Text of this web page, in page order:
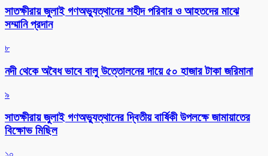
সাতক্ষীরায় জুলাই গণঅভ্যুত্থানের শহীদ পরিবার ও আহতদের মাঝে
সম্মানি প্রদান
৮
নদী থেকে অবৈধ ভাবে বালু উত্তোলনের দায়ে ৫০ হাজার টাকা জরিমানা
৯
সাতক্ষীরায় জুলাই গণঅভ্যুত্থানের দ্বিতীয় বার্ষিকী উপলক্ষে জামায়াতের
বিক্ষোভ মিছিল
১০